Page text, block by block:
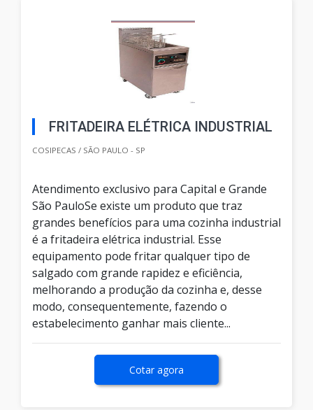
FRITADEIRA ELÉTRICA INDUSTRIAL
COSIPECAS / SÃO PAULO - SP
Atendimento exclusivo para Capital e Grande
São PauloSe existe um produto que traz
grandes benefícios para uma cozinha industrial
é a fritadeira elétrica industrial. Esse
equipamento pode fritar qualquer tipo de
salgado com grande rapidez e eficiência,
melhorando a produção da cozinha e, desse
modo, consequentemente, fazendo o
estabelecimento ganhar mais cliente...
Cotar agora